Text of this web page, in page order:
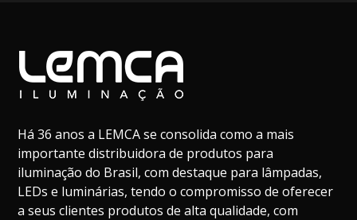
Há 36 anos a LEMCA se consolida como a mais
importante distribuidora de produtos para
iluminação do Brasil, com destaque para lâmpadas,
LEDs e luminárias, tendo o compromisso de oferecer
a seus clientes produtos de alta qualidade, com